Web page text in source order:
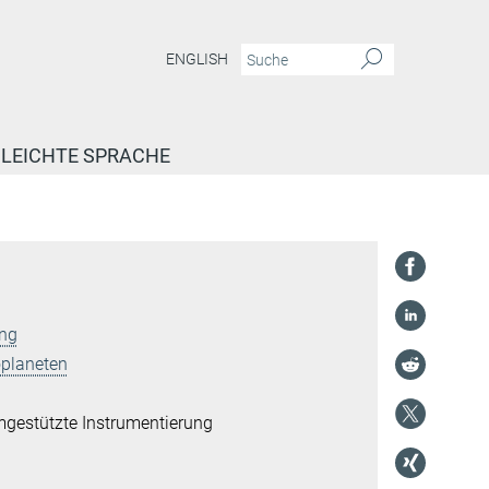
ENGLISH
LEICHTE SPRACHE
Instrumentierung